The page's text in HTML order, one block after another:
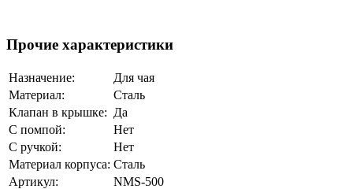
Прочие характеристики
Назначение:
Для чая
Материал:
Сталь
Клапан в крышке: Да
С помпой:
Нет
С ручкой:
Нет
Материал корпуса: Сталь
Артикул:
NMS-500